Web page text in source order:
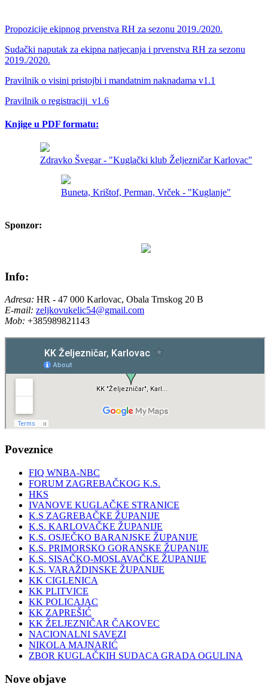
Propozicije ekipnog prvenstva RH za sezonu 2019./2020.
Sudački naputak za ekipna natjecanja i prvenstva RH za sezonu
2019./2020.
Pravilnik o visini pristojbi i mandatnim naknadama v1.1
Pravilnik o registraciji_v1.6
Knjige u PDF formatu:
Zdravko Švegar - "Kuglački klub Željezničar Karlovac"
Buneta, Krištof, Perman, Vrček - "Kuglanje"
Sponzor:
Info:
Adresa: HR - 47 000 Karlovac, Obala Trnskog 20 B
E-mail: zeljkovukelic54@gmail.com
Mob: +385989821143
Poveznice
FIQ WNBA-NBC
FORUM ZAGREBAČKOG K.S.
HKS
IVANOVE KUGLAČKE STRANICE
K.S ZAGREBAČKE ŽUPANIJE
K.S. KARLOVAČKE ŽUPANIJE
K.S. OSJEČKO BARANJSKE ŽUPANIJE
K.S. PRIMORSKO GORANSKE ŽUPANIJE
K.S. SISAČKO-MOSLAVAČKE ŽUPANIJE
K.S. VARAŽDINSKE ŽUPANIJE
KK CIGLENICA
KK PLITVICE
KK POLICAJAC
KK ZAPREŠIĆ
KK ŽELJEZNIČAR ČAKOVEC
NACIONALNI SAVEZI
NIKOLA MAJNARIĆ
ZBOR KUGLAČKIH SUDACA GRADA OGULINA
Nove objave